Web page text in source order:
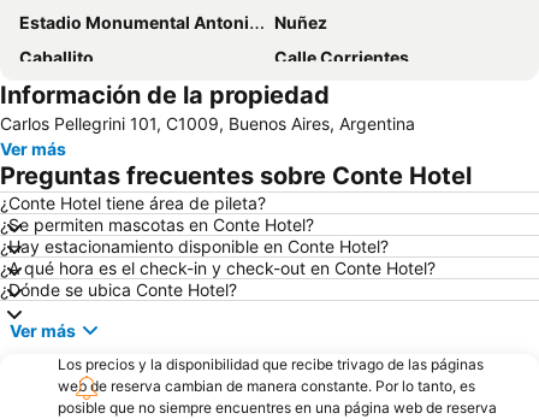
Estadio Monumental Antonio Vespucio Liberti
Nuñez
Caballito
Calle Corrientes
Retiro
Parque de la Costa
Aeroparque Jorge Newbery
Avenida 9 de Julio
El Once
Temaikén
Barrio San Telmo
Flores
Delta el Tigre
Parque Patricios
Alto Palermo Shopping
Calle Florida
Barrio Chino
Aeropuerto Internacional de Ezeiza Ministro Pistarini
Villa Crespo
Abasto Shopping
Almagro
La Rural Exhibition and Convention Centre
San Nicolás
Información de la propiedad
Carlos Pellegrini 101, C1009, Buenos Aires, Argentina
Ver más
Preguntas frecuentes sobre Conte Hotel
¿Conte Hotel tiene área de pileta?
¿Se permiten mascotas en Conte Hotel?
¿Hay estacionamiento disponible en Conte Hotel?
¿A qué hora es el check-in y check-out en Conte Hotel?
¿Dónde se ubica Conte Hotel?
Ver más
Los precios y la disponibilidad que recibe trivago de las páginas
web de reserva cambian de manera constante. Por lo tanto, es
posible que no siempre encuentres en una página web de reserva